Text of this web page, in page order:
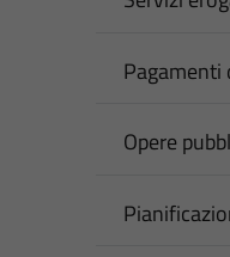
Opere